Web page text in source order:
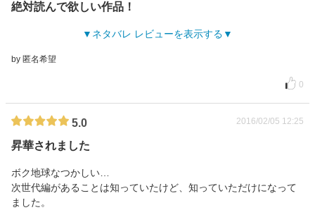
絶対読んで欲しい作品！
ネタバレ レビューを表示する
by 匿名希望
0
5.0 2016/02/05 12:25
昇華されました
ボク地球なつかしい…
次世代編があることは知っていたけど、知っていただけになって
ました。